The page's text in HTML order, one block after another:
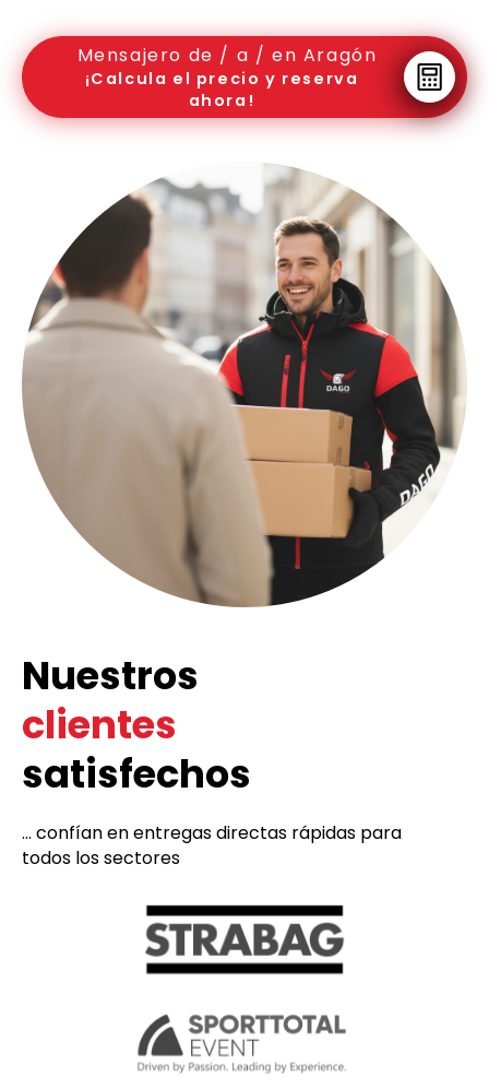
Mensajero de / a / en Aragón
¡Calcula el precio y reserva
ahora!
Nuestros
clientes
satisfechos
... confían en entregas directas rápidas para
todos los sectores